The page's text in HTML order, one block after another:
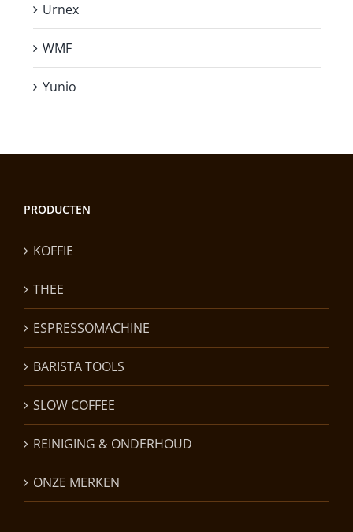
Urnex
WMF
Yunio
PRODUCTEN
KOFFIE
THEE
ESPRESSOMACHINE
BARISTA TOOLS
SLOW COFFEE
REINIGING & ONDERHOUD
ONZE MERKEN